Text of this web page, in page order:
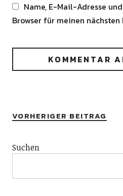
Name, E-Mail-Adresse
Browser für meinen
VORHERIGER BEITRAG
Suchen